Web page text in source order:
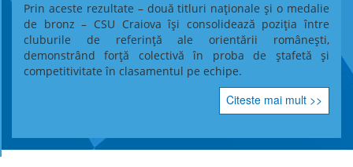
Prin aceste rezultate – două titluri naționale și o medalie
de bronz – CSU Craiova își consolidează poziția între
cluburile de referință ale orientării românești,
demonstrând forță colectivă în proba de ștafetă și
competitivitate în clasamentul pe echipe.
Citeste mai mult >>